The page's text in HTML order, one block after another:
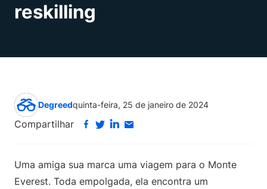
reskilling
Degreedquinta-feira, 25 de janeiro de 2024
Compartilhar
Uma amiga sua marca uma viagem para o Monte
Everest. Toda empolgada, ela encontra um